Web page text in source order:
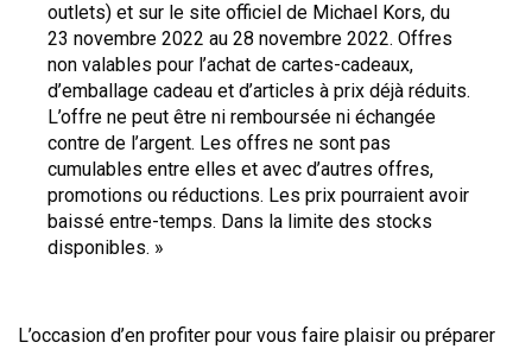
outlets) et sur le site officiel de Michael Kors, du
23 novembre 2022 au 28 novembre 2022. Offres
non valables pour l’achat de cartes-cadeaux,
d’emballage cadeau et d’articles à prix déjà réduits.
L’offre ne peut être ni remboursée ni échangée
contre de l’argent. Les offres ne sont pas
cumulables entre elles et avec d’autres offres,
promotions ou réductions. Les prix pourraient avoir
baissé entre-temps. Dans la limite des stocks
disponibles. »
L’occasion d’en profiter pour vous faire plaisir ou préparer